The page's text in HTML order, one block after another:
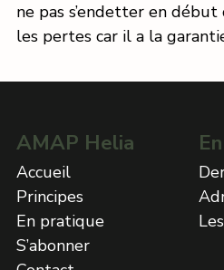
ne pas s’endetter en
les pertes car il a la
AMAP Helia
Accueil
Principes
En pratique
S’abonner